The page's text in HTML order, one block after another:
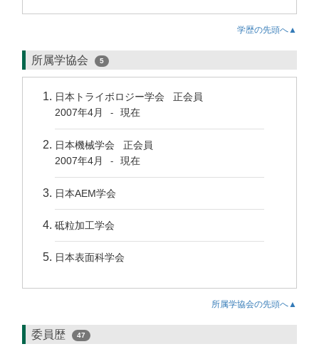
学歴の先頭へ▲
所属学協会 5
日本トライボロジー学会 正会員
2007年4月
- 現在
日本機械学会 正会員
2007年4月
- 現在
日本AEM学会
砥粒加工学会
日本表面科学会
所属学協会の先頭へ▲
委員歴 47